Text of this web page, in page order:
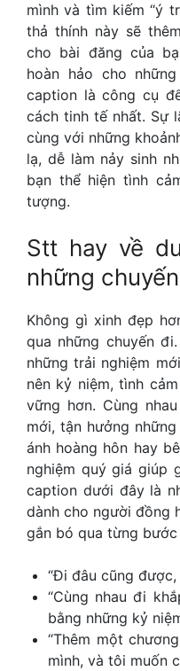
mình và tìm kiếm “ý
thả thính này sẽ
cho bài đăng của
hoàn hảo cho
caption là công cụ
cách tinh tế nhất. Sự
cùng với những
lạ, dễ làm nảy sinh
bạn thể hiện tình
tượng.
Stt hay về
những
Không gì xinh đẹp
qua những chuyến
những trải nghiệm
nên kỷ niệm, tình
vững hơn. Cùng
mới, tận hưởng
ánh hoàng hôn hay
nghiệm quý giá giúp
caption dưới đây là
dành cho người đồng
gắn bó qua từng bước
“Đi đâu cũng được,
“Cùng nhau đi
bằng những kỷ
“Thêm một
mình, và tôi muốn